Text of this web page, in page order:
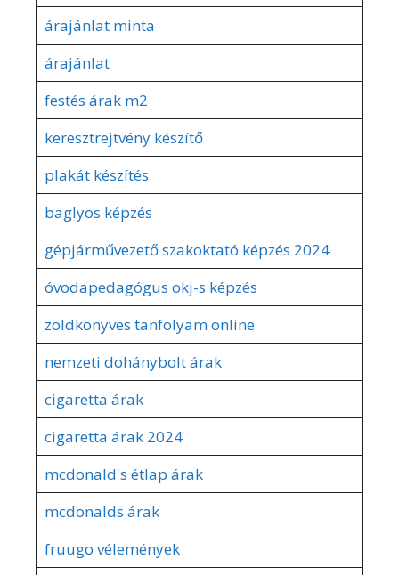
árajánlat minta
árajánlat
festés árak m2
keresztrejtvény készítő
plakát készítés
baglyos képzés
gépjárművezető szakoktató képzés 2024
óvodapedagógus okj-s képzés
zöldkönyves tanfolyam online
nemzeti dohánybolt árak
cigaretta árak
cigaretta árak 2024
mcdonald's étlap árak
mcdonalds árak
fruugo vélemények